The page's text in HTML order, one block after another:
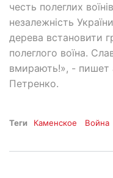
честь полеглих
незалежність
дерева встановити
полеглого воїна.
вмирають!», - пишет
Петренко.
Теги Каменское Война